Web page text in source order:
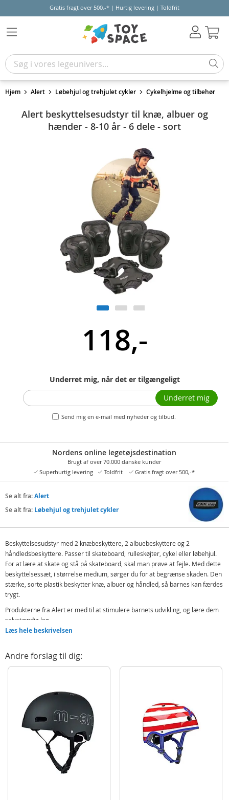
Gratis fragt over 500,-* | Hurtig levering | Toldfrit
Hjem Alert Løbehjul og trehjulet cykler Cykelhjelme og tilbehør
Alert beskyttelsesudstyr til knæ, albuer og
hænder - 8-10 år - 6 dele - sort
118,-
Underret mig, når det er tilgængeligt
Send mig en e-mail med nyheder og tilbud.
Underret mig
Nordens online legetøjsdestination
Brugt af over 70.000 danske kunder
Superhurtig levering
Toldfrit Gratis fragt over 500,-*
Se alt fra:Alert
Se alt fra: Løbehjul og trehjulet cykler
Beskyttelsesudstyr med 2 knæbeskyttere, 2 albuebeskyttere og 2
håndledsbeskyttere. Passer til skateboard, rulleskøjter, cykel eller løbehjul.
For at lære at skate og stå på skateboard, skal man prøve at fejle. Med dette
beskyttelsessæt, i størrelse medium, sørger du for at begrænse skaden. Den
stærke, sorte plastik beskytter knæ, albuer og håndled, så barnes kan færdes
trygt.
Produkterne fra Alert er med til at stimulere barnets udvikling, og lære dem
selvstændig leg.
Indeholder:
2 albuebeskyttere
Farve: sort
Størrelse: medium
Fæstes med velcro
Alder: fra 8-10 år
Læs hele beskrivelsen
Andre forslag til dig: